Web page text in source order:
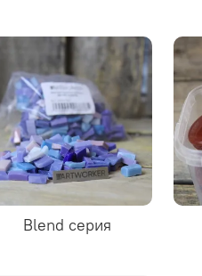
Blend серия